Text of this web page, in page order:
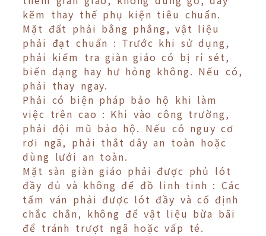
kẽm thay thế phụ kiện tiêu chuẩn.
Mặt đất phải bằng phẳng, vật liệu
phải đạt chuẩn : Trước khi sử dụng,
phải kiểm tra giàn giáo có bị rỉ sét,
biến dạng hay hư hỏng không. Nếu có,
phải thay ngay.
Phải có biện pháp bảo hộ khi làm
việc trên cao : Khi vào công trường,
phải đội mũ bảo hộ. Nếu có nguy cơ
rơi ngã, phải thắt dây an toàn hoặc
dùng lưới an toàn.
Mặt sàn giàn giáo phải được phủ lót
đầy đủ và không để đồ linh tinh : Các
tấm ván phải được lót đầy và cố định
chắc chắn, không để vật liệu bừa bãi
để tránh trượt ngã hoặc vấp té.